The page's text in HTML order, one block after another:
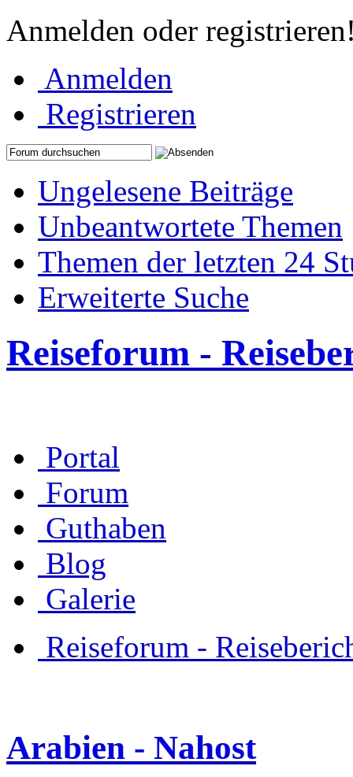
Anmelden oder
Anmelden
Registrieren
Ungelesene Beiträge
Unbeantwortete Themen
Themen der letzten 24
Erweiterte Suche
Reiseforum -
Portal
Forum
Guthaben
Blog
Galerie
Reiseforum -
Arabien - Nahost